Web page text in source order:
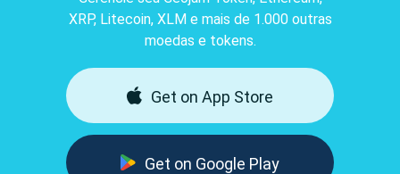
XRP, Litecoin, XLM e mais de 1.000 outras
moedas e tokens.
Get on App Store
Get on Google Play